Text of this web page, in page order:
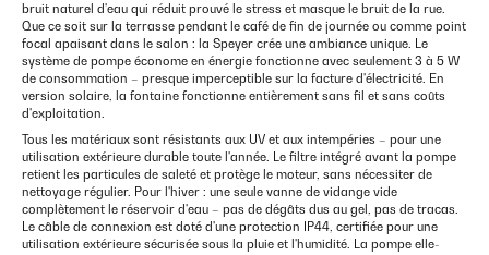
bruit naturel d'eau qui réduit prouvé le stress et masque le bruit de la rue.
Que ce soit sur la terrasse pendant le café de fin de journée ou comme point
focal apaisant dans le salon : la Speyer crée une ambiance unique. Le
système de pompe économe en énergie fonctionne avec seulement 3 à 5 W
de consommation – presque imperceptible sur la facture d'électricité. En
version solaire, la fontaine fonctionne entièrement sans fil et sans coûts
d'exploitation.
Tous les matériaux sont résistants aux UV et aux intempéries – pour une
utilisation extérieure durable toute l'année. Le filtre intégré avant la pompe
retient les particules de saleté et protège le moteur, sans nécessiter de
nettoyage régulier. Pour l'hiver : une seule vanne de vidange vide
complètement le réservoir d'eau – pas de dégâts dus au gel, pas de tracas.
Le câble de connexion est doté d'une protection IP44, certifiée pour une
utilisation extérieure sécurisée sous la pluie et l'humidité. La pompe elle-